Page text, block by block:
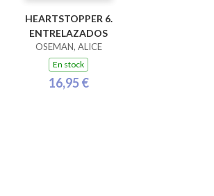
HEARTSTOPPER 6.
ENTRELAZADOS
OSEMAN, ALICE
En stock
16,95 €